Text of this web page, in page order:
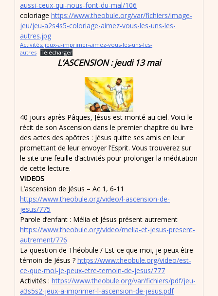
aussi-ceux-qui-nous-font-du-mal/106
coloriage https://www.theobule.org/var/fichiers/image-
jeu/jeu-a2s4s5-coloriage-aimez-vous-les-uns-les-
autres.jpg
Activités: jeux-a-imprimer-aimez-vous-les-uns-les-
autres Télécharger
L’ASCENSION : jeudi 13 mai
40 jours après Pâques, Jésus est monté au ciel. Voici le
récit de son Ascension dans le premier chapitre du livre
des actes des apôtres : Jésus quitte ses amis en leur
promettant de leur envoyer l’Esprit. Vous trouverez sur
le site une feuille d’activités pour prolonger la méditation
de cette lecture.
VIDEOS
L’ascension de Jésus – Ac 1, 6-11
https://www.theobule.org/video/l-ascension-de-
jesus/775
Parole d’enfant : Mélia et Jésus présent autrement
https://www.theobule.org/video/melia-et-jesus-present-
autrement/776
La question de Théobule / Est-ce que moi, je peux être
témoin de Jésus ? https://www.theobule.org/video/est-
ce-que-moi-je-peux-etre-temoin-de-jesus/777
Activités : https://www.theobule.org/var/fichiers/pdf/jeu-
a3s5s2-jeux-a-imprimer-l-ascension-de-jesus.pdf